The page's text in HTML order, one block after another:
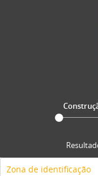
Zona de identificação